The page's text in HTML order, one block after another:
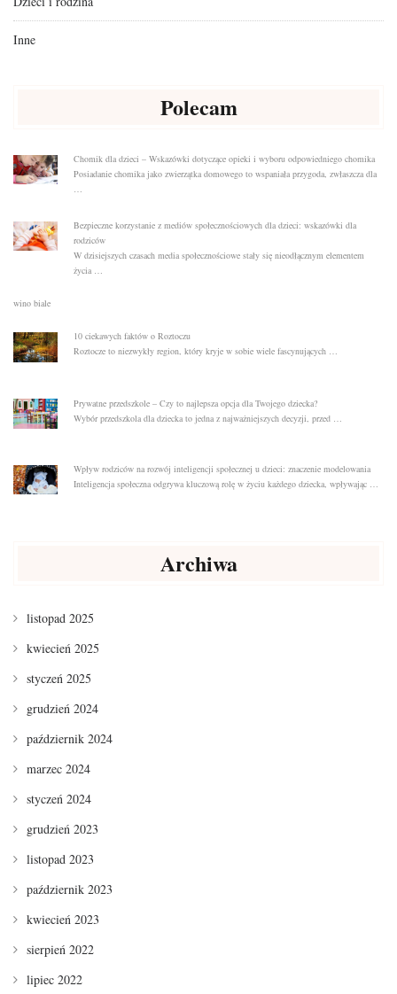
Inne
Polecam
Chomik dla dzieci – Wskazówki dotyczące opieki i wyboru odpowiedniego chomika
Posiadanie chomika jako zwierzątka domowego to wspaniała przygoda, zwłaszcza dla
…
Bezpieczne korzystanie z mediów społecznościowych dla dzieci: wskazówki dla
rodziców
W dzisiejszych czasach media społecznościowe stały się nieodłącznym elementem
życia …
wino biale
10 ciekawych faktów o Roztoczu
Roztocze to niezwykły region, który kryje w sobie wiele fascynujących …
Prywatne przedszkole – Czy to najlepsza opcja dla Twojego dziecka?
Wybór przedszkola dla dziecka to jedna z najważniejszych decyzji, przed …
Wpływ rodziców na rozwój inteligencji społecznej u dzieci: znaczenie modelowania
Inteligencja społeczna odgrywa kluczową rolę w życiu każdego dziecka, wpływając …
Archiwa
listopad 2025
kwiecień 2025
styczeń 2025
grudzień 2024
październik 2024
marzec 2024
styczeń 2024
grudzień 2023
listopad 2023
październik 2023
kwiecień 2023
sierpień 2022
lipiec 2022